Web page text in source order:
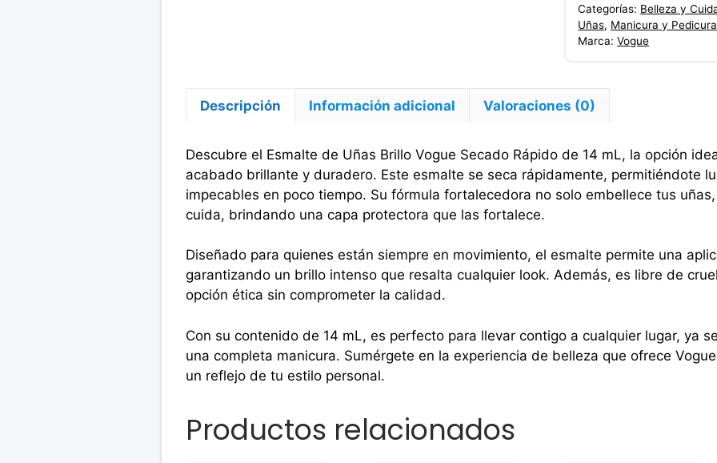
14
Ml
Categorías: Belleza y
Uñas, Manicura y Pedicura
Marca:Vogue
Descripción Información adicional Valoraciones (0)
Descubre el Esmalte de Uñas Brillo Vogue Secado Rápido de 14 mL, la opción
acabado brillante y duradero. Este esmalte se seca rápidamente, permitiéndote
impecables en poco tiempo. Su fórmula fortalecedora no solo embellece tus
cuida, brindando una capa protectora que las fortalece.
Diseñado para quienes están siempre en movimiento, el esmalte permite una
garantizando un brillo intenso que resalta cualquier look. Además, es libre de
opción ética sin comprometer la calidad.
Con su contenido de 14 mL, es perfecto para llevar contigo a cualquier lugar, ya
una completa manicura. Sumérgete en la experiencia de belleza que ofrece
un reflejo de tu estilo personal.
Productos relacionados